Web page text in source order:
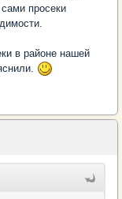
сами просеки
в районе нашей